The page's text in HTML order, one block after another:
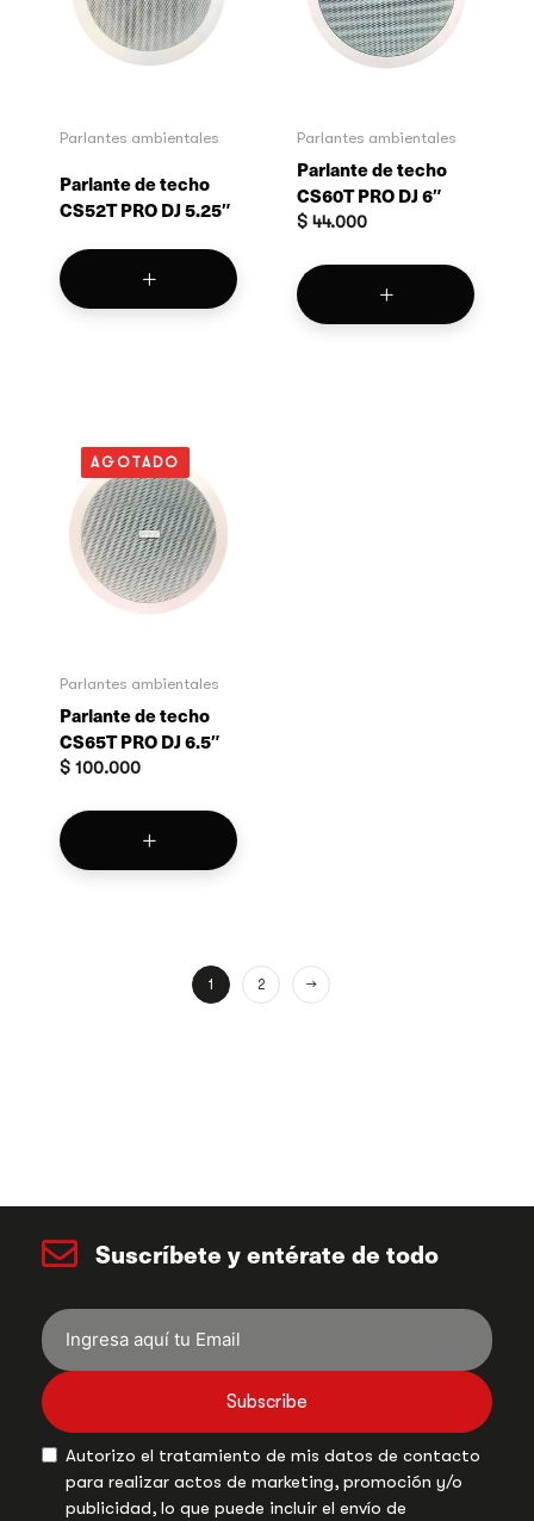
Parlantes ambientales
Parlante de techo
CS52T PRO DJ 5.25″
Parlantes ambientales
Parlante de techo
CS60T PRO DJ 6″
$ 44.000
AGOTADO
Parlantes ambientales
Parlante de techo
CS65T PRO DJ 6.5″
$ 100.000
1 2 →
Suscríbete y entérate de todo
Subscribe
Autorizo el tratamiento de mis datos de contacto
para realizar actos de marketing, promoción y/o
publicidad, lo que puede incluir el envío de